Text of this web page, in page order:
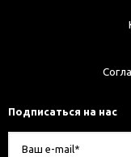
Подписаться на нас